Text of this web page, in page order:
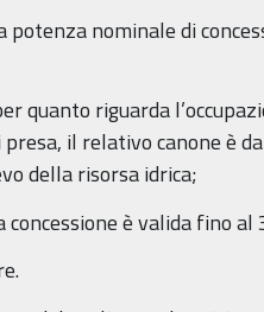
potenza nominale di
quanto riguarda
il relativo canone è
della risorsa idrica;
concessione è valida fino